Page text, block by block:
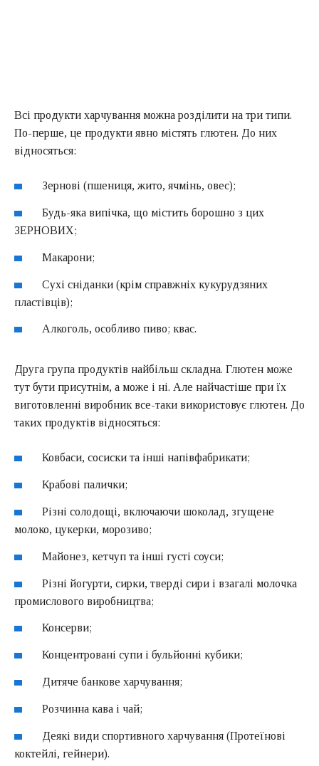
Всі продукти харчування можна розділити на три типи.
По-перше, це продукти явно містять глютен. До них
відносяться:
Зернові (пшениця, жито, ячмінь, овес);
Будь-яка випічка, що містить борошно з цих
ЗЕРНОВИХ;
Макарони;
Сухі сніданки (крім справжніх кукурудзяних
пластівців);
Алкоголь, особливо пиво; квас.
Друга група продуктів найбільш складна. Глютен може
тут бути присутнім, а може і ні. Але найчастіше при їх
виготовленні виробник все-таки використовує глютен. До
таких продуктів відносяться:
Ковбаси, сосиски та інші напівфабрикати;
Крабові палички;
Різні солодощі, включаючи шоколад, згущене
молоко, цукерки, морозиво;
Майонез, кетчуп та інші густі соуси;
Різні йогурти, сирки, тверді сири і взагалі молочка
промислового виробництва;
Консерви;
Концентровані супи і бульйонні кубики;
Дитяче банкове харчування;
Розчинна кава і чай;
Деякі види спортивного харчування (Протеїнові
коктейлі, гейнери).